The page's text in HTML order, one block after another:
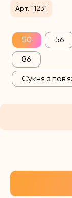
Арт. 11231
50 56
86
Сукня з